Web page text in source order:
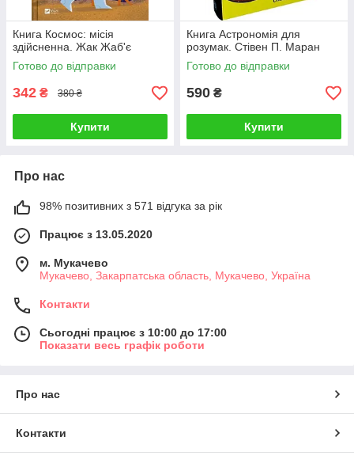
Книга Космос: місія
здійсненна. Жак Жаб'є
Готово до відправки
342 ₴ 380 ₴
Купити
Книга Астрономія для
розумак. Стівен П. Маран
Готово до відправки
590 ₴
Купити
Про нас
98% позитивних з 571 відгука за рік
Працює з 13.05.2020
м. Мукачево
Мукачево, Закарпатська область, Мукачево, Україна
Контакти
Сьогодні працює з 10:00 до 17:00
Показати весь графік роботи
Про нас
Контакти